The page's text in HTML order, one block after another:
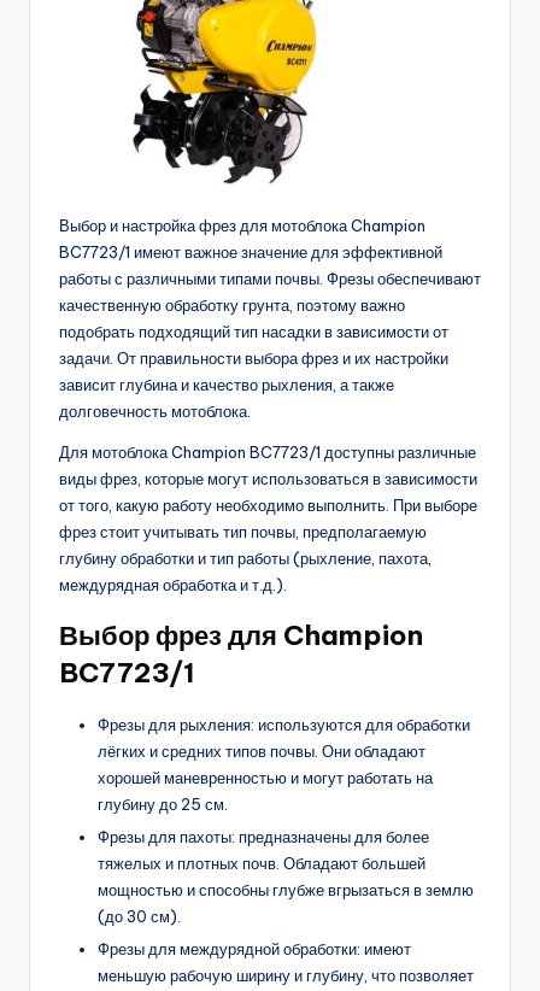
Выбор и настройка фрез для мотоблока Champion
BC7723/1 имеют важное значение для эффективной
работы с различными типами почвы. Фрезы обеспечивают
качественную обработку грунта, поэтому важно
подобрать подходящий тип насадки в зависимости от
задачи. От правильности выбора фрез и их настройки
зависит глубина и качество рыхления, а также
долговечность мотоблока.
Для мотоблока Champion BC7723/1 доступны различные
виды фрез, которые могут использоваться в зависимости
от того, какую работу необходимо выполнить. При выборе
фрез стоит учитывать тип почвы, предполагаемую
глубину обработки и тип работы (рыхление, пахота,
междурядная обработка и т.д.).
Выбор фрез для Champion
BC7723/1
Фрезы для рыхления: используются для обработки
лёгких и средних типов почвы. Они обладают
хорошей маневренностью и могут работать на
глубину до 25 см.
Фрезы для пахоты: предназначены для более
тяжелых и плотных почв. Обладают большей
мощностью и способны глубже вгрызаться в землю
(до 30 см).
Фрезы для междурядной обработки: имеют
меньшую рабочую ширину и глубину, что позволяет